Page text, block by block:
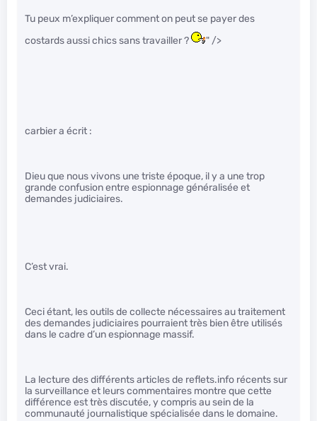
Tu peux m’expliquer comment on peut se payer des
costards aussi chics sans travailler ?
" />
carbier a écrit :
Dieu que nous vivons une triste époque, il y a une trop
grande confusion entre espionnage généralisée et
demandes judiciaires.
C’est vrai.
Ceci étant, les outils de collecte nécessaires au traitement
des demandes judiciaires pourraient très bien être utilisés
dans le cadre d’un espionnage massif.
La lecture des différents articles de reflets.info récents sur
la surveillance et leurs commentaires montre que cette
différence est très discutée, y compris au sein de la
communauté journalistique spécialisée dans le domaine.